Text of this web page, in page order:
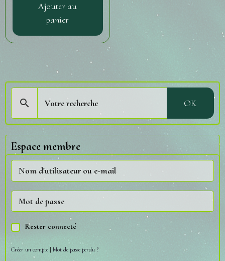
Ajouter au
panier
OK
Espace membre
Rester connecté
Créer un compte | Mot de passe perdu ?